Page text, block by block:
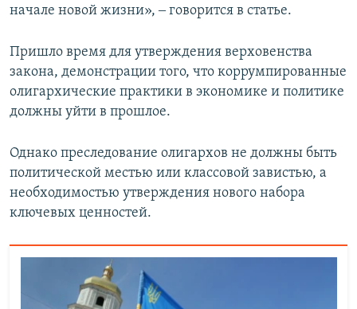
начале новой жизни», ‒ говорится в статье.
Пришло время для утверждения верховенства
закона, демонстрации того, что коррумпированные
олигархические практики в экономике и политике
должны уйти в прошлое.
Однако преследование олигархов не должны быть
политической местью или классовой завистью, а
необходимостью утверждения нового набора
ключевых ценностей.